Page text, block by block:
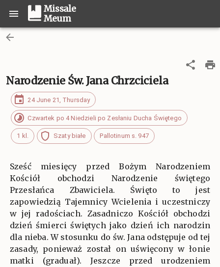
Missale
Meum
Narodzenie Św. Jana Chrzciciela
24 June 21, Thursday
Czwartek po 4 Niedzieli po Zesłaniu Ducha Świętego
1 kl. Szaty białe Pallotinum s. 947
Sześć miesięcy przed Bożym Narodzeniem
Kościół obchodzi Narodzenie świętego
Przesłańca Zbawiciela. Święto to jest
zapowiedzią Tajemnicy Wcielenia i uczestniczy
w jej radościach. Zasadniczo Kościół obchodzi
dzień śmierci świętych jako dzień ich narodzin
dla nieba. W stosunku do św. Jana odstępuje od tej
zasady, ponieważ został on uświęcony w łonie
matki (graduał). Jeszcze przed urodzeniem